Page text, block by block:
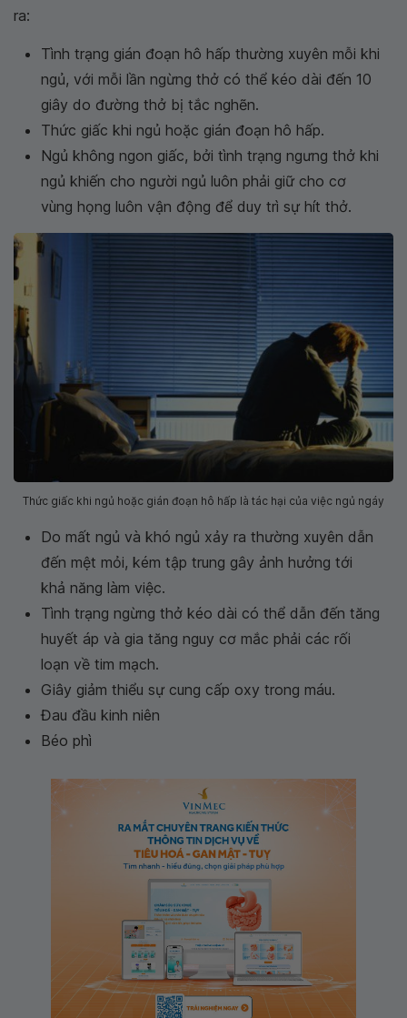
ra:
Tình trạng gián đoạn hô hấp thường xuyên mỗi khi
ngủ, với mỗi lần ngừng thở có thể kéo dài đến 10
giây do đường thở bị tắc nghẽn.
Thức giấc khi ngủ hoặc gián đoạn hô hấp.
Ngủ không ngon giấc, bởi tình trạng ngưng thở khi
ngủ khiến cho người ngủ luôn phải giữ cho cơ
vùng họng luôn vận động để duy trì sự hít thở.
Thức giấc khi ngủ hoặc gián đoạn hô hấp là tác hại của việc ngủ ngáy
Do mất ngủ và khó ngủ xảy ra thường xuyên dẫn
đến mệt mỏi, kém tập trung gây ảnh hưởng tới
khả năng làm việc.
Tình trạng ngừng thở kéo dài có thể dẫn đến tăng
huyết áp và gia tăng nguy cơ mắc phải các rối
loạn về tim mạch.
Giây giảm thiểu sự cung cấp oxy trong máu.
Đau đầu kinh niên
Béo phì